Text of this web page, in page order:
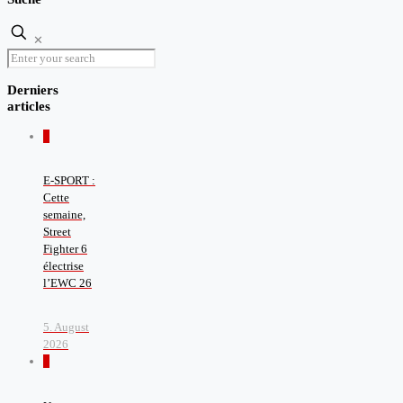
✕
Derniers
articles
E-SPORT :
Cette
semaine,
Street
Fighter 6
électrise
l’EWC 26
5. August
2026